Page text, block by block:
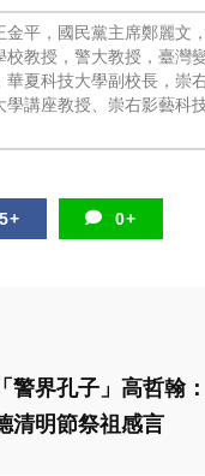
金平，國民黨主席鄭麗文
校教授，警大教授，臺灣
華夏科技大學副校長，崇
學講座教授、崇右影藝科
5+ 0+
警界孔子」高哲翰
清明節祭祖感言